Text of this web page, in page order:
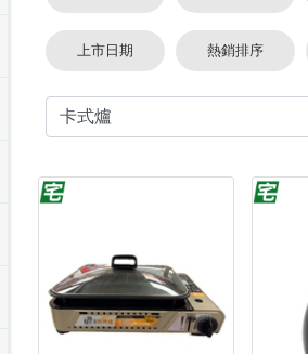
油/調味料
泡麵 / 麵條
美味餅乾
糖果/巧克力
奶粉/穀麥片
特色茶品
美髮造型
口腔清潔
掃除用具/照明/五金
傢飾/收納/衛浴
衣物清潔
居家清潔
季節家電
生活家電
汽機車百貨
休閒/運動
箱購免運
主題專區
上市日期 熱銷排序